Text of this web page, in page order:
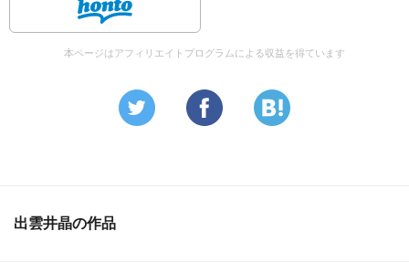
本ページはアフィリエイトプログラムによる収益を得ています
出雲井晶の作品